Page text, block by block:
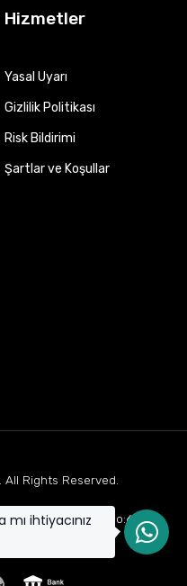
Hizmetler
Yasal Uyarı
Gizlilik Politikası
Risk Bildirimi
Şartlar ve Koşullar
. All Rights Reserved.
Mukaddes Apt No:63 D:1,
İstanbul
mı ihtiyacınız